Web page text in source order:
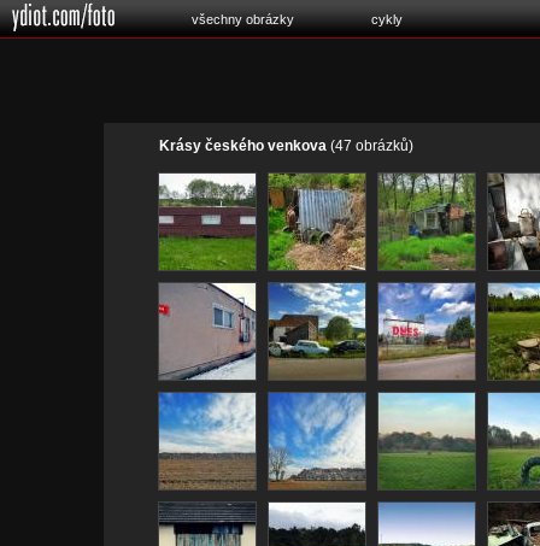
všechny obrázky cykly
Krásy českého venkova (47 obrázků)